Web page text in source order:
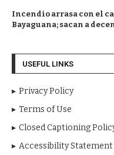
Incendio arrasa con el
Bayaguana; sacan a
USEFUL LINKS
Privacy Policy
Terms of Use
Closed Captioning
Accessibility Statement